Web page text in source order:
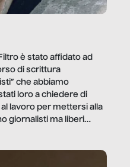
è stato affidato ad
di scrittura
che abbiamo
loro a chiedere di
lavoro per mettersi alla
giornalisti ma liberi